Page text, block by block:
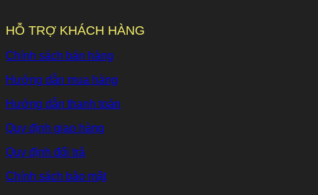
HỖ TRỢ KHÁCH HÀNG
Chính sách bán hàng
Hướng dẫn mua hàng
Hướng dẫn thanh toán
Quy định giao hàng
Quy định đổi trả
Chính sách bảo mật